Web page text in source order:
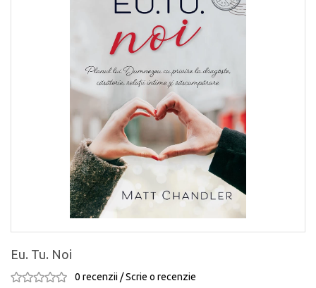
Eu. Tu. Noi
0 recenzii /Scrie o recenzie